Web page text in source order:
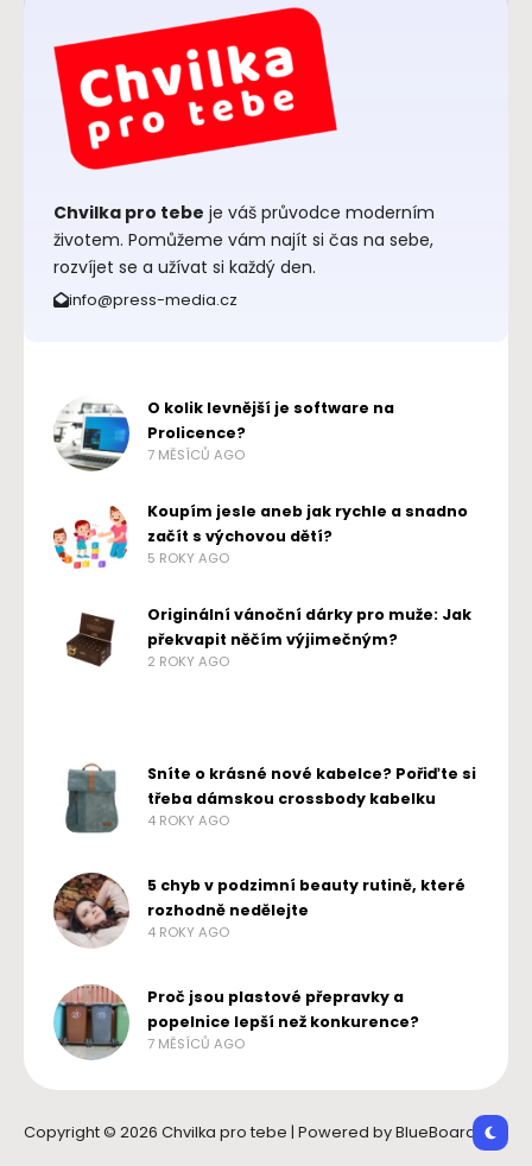
Chvilka pro tebe je váš průvodce moderním
životem. Pomůžeme vám najít si čas na sebe,
rozvíjet se a užívat si každý den.
info@press-media.cz
O kolik levnější je software na
Prolicence?
7 MĚSÍCŮ AGO
Koupím jesle aneb jak rychle a snadno
začít s výchovou dětí?
5 ROKY AGO
Originální vánoční dárky pro muže: Jak
překvapit něčím výjimečným?
2 ROKY AGO
Sníte o krásné nové kabelce? Pořiďte si
třeba dámskou crossbody kabelku
4 ROKY AGO
5 chyb v podzimní beauty rutině, které
rozhodně nedělejte
4 ROKY AGO
Proč jsou plastové přepravky a
popelnice lepší než konkurence?
7 MĚSÍCŮ AGO
Copyright © 2026 Chvilka pro tebe | Powered by BlueBoard.